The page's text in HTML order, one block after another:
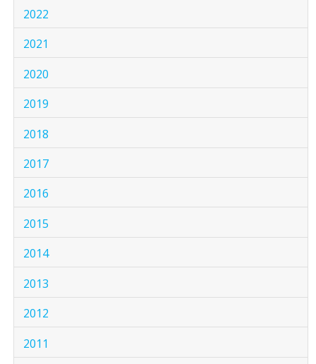
2022
2021
2020
2019
2018
2017
2016
2015
2014
2013
2012
2011